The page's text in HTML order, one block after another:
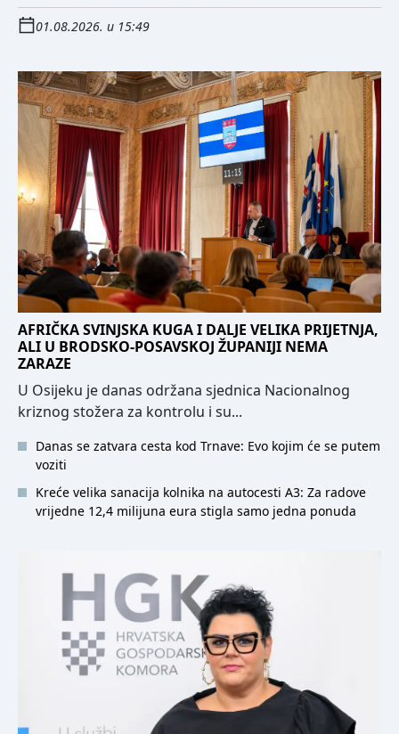
01.08.2026. u 15:49
AFRIČKA SVINJSKA KUGA I DALJE VELIKA PRIJETNJA,
ALI U BRODSKO-POSAVSKOJ ŽUPANIJI NEMA
ZARAZE
U Osijeku je danas održana sjednica Nacionalnog
kriznog stožera za kontrolu i su...
Danas se zatvara cesta kod Trnave: Evo kojim će se putem
voziti
Kreće velika sanacija kolnika na autocesti A3: Za radove
vrijedne 12,4 milijuna eura stigla samo jedna ponuda